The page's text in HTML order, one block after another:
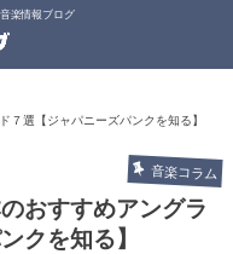
楽情報ブログ
７選【ジャパニーズパンクを知る】
音楽コラム
おすすめアングラ
クを知る】